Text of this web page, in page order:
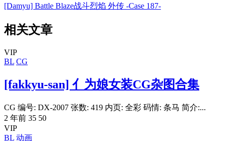
[Damyu] Battle Blaze战斗烈焰 外传 -Case 187-
相关文章
VIP
BL CG
[fakkyu-san] 亻为娘女装CG杂图合集
CG 编号: DX-2007 张数: 419 内页: 全彩 码情: 条马 简介:...
2 年前 35 50
VIP
BL 动画